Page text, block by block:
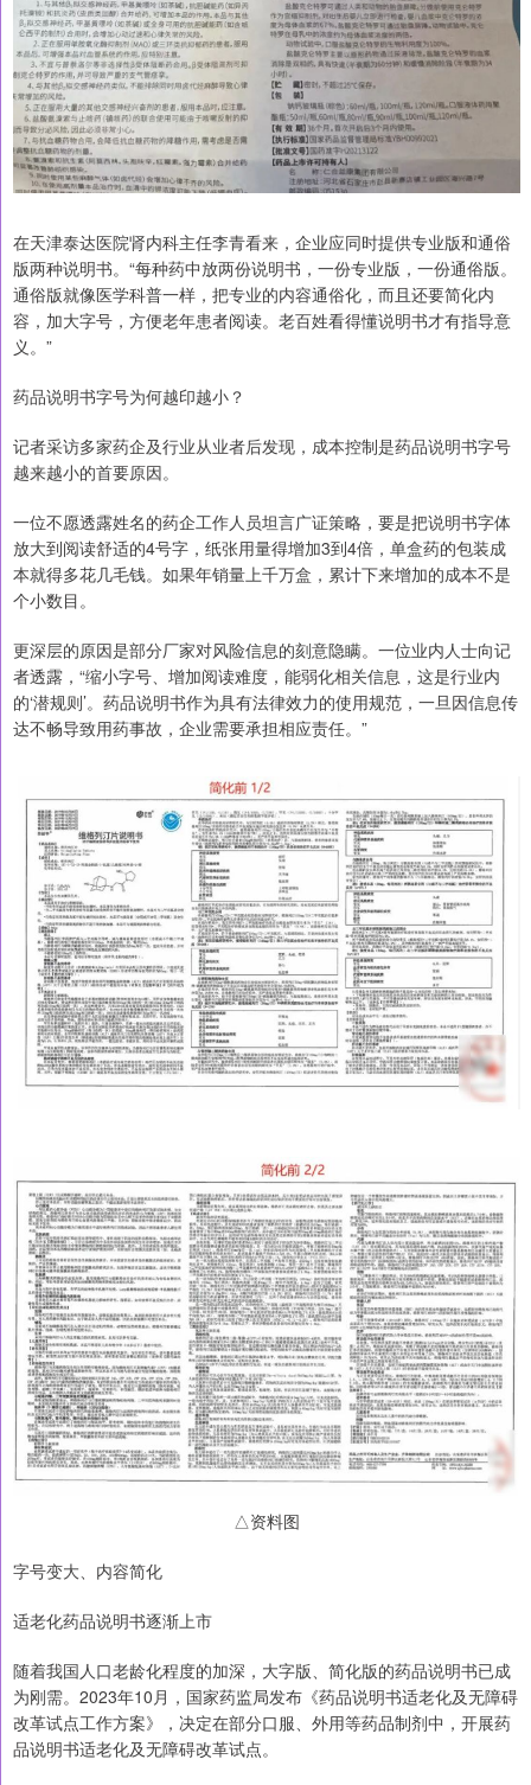
在天津泰达医院肾内科主任李青看来，企业应同时提供专业版和通俗
版两种说明书。“每种药中放两份说明书，一份专业版，一份通俗版。
通俗版就像医学科普一样，把专业的内容通俗化，而且还要简化内
容，加大字号，方便老年患者阅读。老百姓看得懂说明书才有指导意
义。”
药品说明书字号为何越印越小？
记者采访多家药企及行业从业者后发现，成本控制是药品说明书字号
越来越小的首要原因。
一位不愿透露姓名的药企工作人员坦言广证策略，要是把说明书字体
放大到阅读舒适的4号字，纸张用量得增加3到4倍，单盒药的包装成
本就得多花几毛钱。如果年销量上千万盒，累计下来增加的成本不是
个小数目。
更深层的原因是部分厂家对风险信息的刻意隐瞒。一位业内人士向记
者透露，“缩小字号、增加阅读难度，能弱化相关信息，这是行业内
的‘潜规则’。药品说明书作为具有法律效力的使用规范，一旦因信息传
达不畅导致用药事故，企业需要承担相应责任。”
△资料图
字号变大、内容简化
适老化药品说明书逐渐上市
随着我国人口老龄化程度的加深，大字版、简化版的药品说明书已成
为刚需。2023年10月，国家药监局发布《药品说明书适老化及无障碍
改革试点工作方案》，决定在部分口服、外用等药品制剂中，开展药
品说明书适老化及无障碍改革试点。